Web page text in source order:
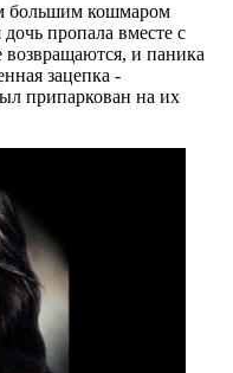
большим кошмаром
пропала вместе с
и паника
зацепка -
припаркован на их